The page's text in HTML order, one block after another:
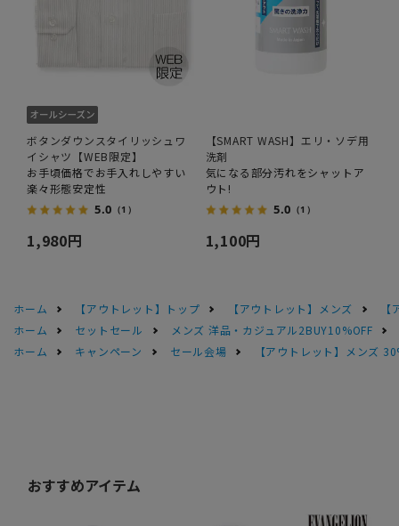
ボタンダウンスタイリッシュワ
イシャツ【WEB限定】
お手頃価格でお手入れしやすい
楽々形態安定性
5.0 （1）
1,980円
【SMART WASH】エリ・ソデ用
洗剤
気になる部分汚れをシャットア
ウト!
5.0 （1）
1,100円
ホーム 【アウトレット】トップ 【アウトレット】メンズ
ホーム
セットセール
メンズ 洋品・カジュアル2BUY10%OFF
ホーム
キャンペーン セール会場 【アウトレット】メンズ